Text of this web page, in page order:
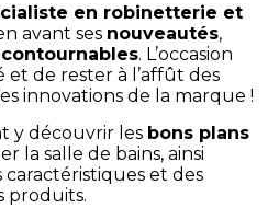
en robinetterie et
avant ses nouveautés,
. L’occasion
de rester à l’affût des
innovations de la marque !
y découvrir les bons plans
la salle de bains, ainsi
et des
produits.